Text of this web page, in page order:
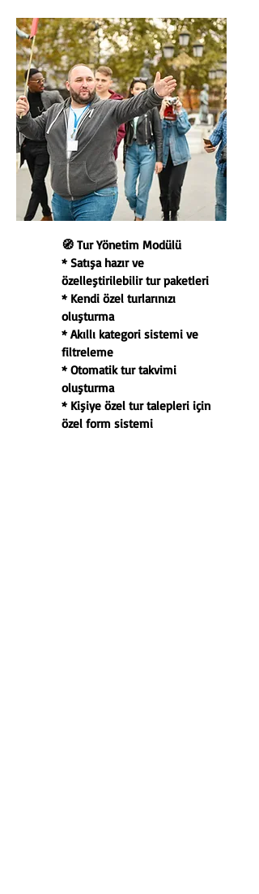
🧭 Tur Yönetim Modülü
* Satışa hazır ve
özelleştirilebilir tur paketleri
* Kendi özel turlarınızı
oluşturma
* Akıllı kategori sistemi ve
filtreleme
* Otomatik tur takvimi
oluşturma
* Kişiye özel tur talepleri için
özel form sistemi